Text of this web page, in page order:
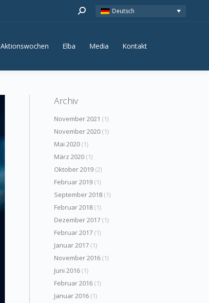
Search: Deutsch
Aktionswochen Elba Media Kontakt
Archiv
November 2021 (1)
November 2020 (1)
Mai 2020 (1)
März 2020 (1)
Oktober 2019 (2)
Februar 2019 (1)
September 2018 (1)
Februar 2018 (1)
Dezember 2017 (1)
Februar 2017 (1)
Januar 2017 (1)
November 2016 (1)
Juni 2016 (1)
Februar 2016 (1)
Januar 2016 (1)
Media Kontakt